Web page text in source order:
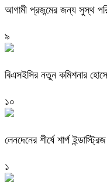
আগামী প্রজন্মের জন্য সুস্থ
৯
বিএসইসির নতুন কমিশনার
১০
লেনদেনের শীর্ষে শার্প ইন্ডাস্ট্রিজ
১